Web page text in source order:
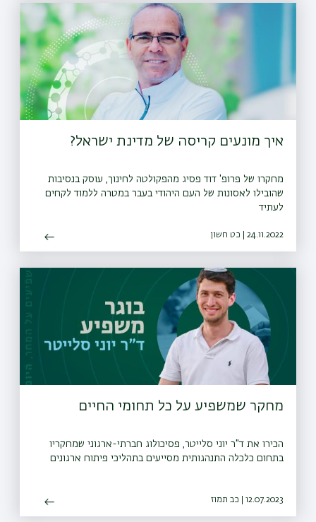
איך מונעים קריסה של מדינת ישראל?
מחקרו של פרופ' דוד פסיג מהפקולטה לחינוך, עוסק בנסיבות
שהובילו לאסונות של העם היהודי בעבר במטרה ללמוד לקחים
לעתיד
24.11.2022 | כט חשון
מחקר שמשפיע על כל תחומי החיים
הכירו את ד"ר יוני סלייטר, פסיכולוג חברתי-ארגוני שמחקריו
בתחום כלכלה התנהגותית מסייעים בתהליכי פיתוח ארגונים
12.07.2023 | כב תמוז